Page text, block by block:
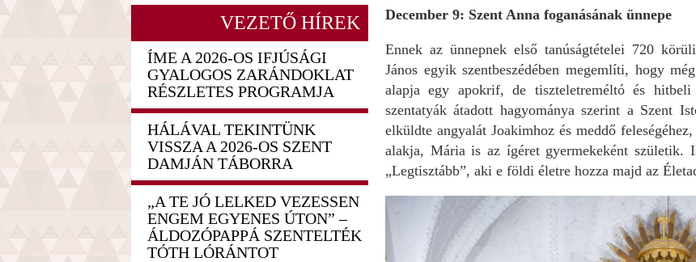
December 9: Szent Anna foganásának ünnepe
Ennek az ünnepnek első tanúságtételei 720
János egyik szentbeszédében megemlíti, hogy
alapja egy apokrif, de tiszteletreméltó és hitbeli
szentatyák átadott hagyománya szerint a Szent
elküldte angyalát Joakimhoz és meddő
alakja, Mária is az ígéret gyermekeként születik.
„Legtisztább”, aki e földi életre hozza majd az
VEZETŐ HÍREK
ÍME A 2026-OS IFJÚSÁGI
GYALOGOS ZARÁNDOKLAT
RÉSZLETES PROGRAMJA
HÁLÁVAL TEKINTÜNK
VISSZA A 2026-OS SZENT
DAMJÁN TÁBORRA
„A TE JÓ LELKED VEZESSEN
ENGEM EGYENES ÚTON” –
ÁLDOZÓPAPPÁ SZENTELTÉK
TÓTH LÓRÁNTOT